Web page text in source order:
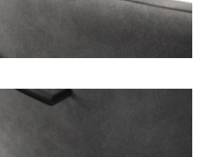
hinzufügen